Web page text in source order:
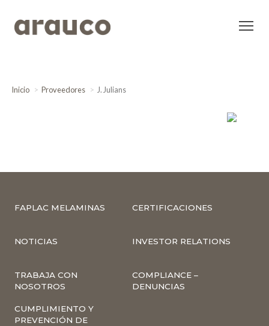
Inicio Proveedores J. Julians
FAPLAC MELAMINAS CERTIFICACIONES
NOTICIAS INVESTOR RELATIONS
TRABAJA CON
NOSOTROS
COMPLIANCE –
DENUNCIAS
CUMPLIMIENTO Y
PREVENCIÓN DE